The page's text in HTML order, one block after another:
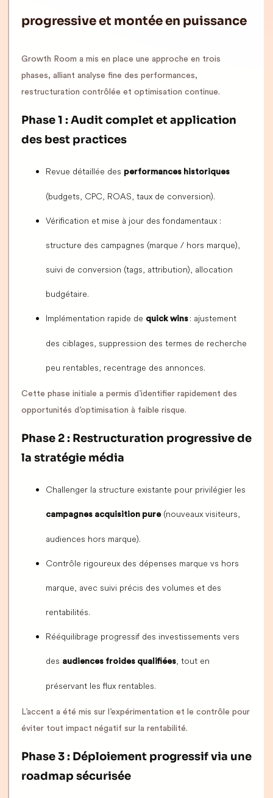
progressive et montée en puissance
Growth Room a mis en place une approche en trois
phases, alliant analyse fine des performances,
restructuration contrôlée et optimisation continue.
Phase 1 : Audit complet et application
des best practices
Revue détaillée des performances historiques
(budgets, CPC, ROAS, taux de conversion).
Vérification et mise à jour des fondamentaux :
structure des campagnes (marque / hors marque),
suivi de conversion (tags, attribution), allocation
budgétaire.
Implémentation rapide de quick wins : ajustement
des ciblages, suppression des termes de recherche
peu rentables, recentrage des annonces.
Cette phase initiale a permis d’identifier rapidement des
opportunités d’optimisation à faible risque.
Phase 2 : Restructuration progressive de
la stratégie média
Challenger la structure existante pour privilégier les
campagnes acquisition pure(nouveaux visiteurs,
audiences hors marque).
Contrôle rigoureux des dépenses marque vs hors
marque, avec suivi précis des volumes et des
rentabilités.
Rééquilibrage progressif des investissements vers
des audiences froides qualifiées, tout en
préservant les flux rentables.
L’accent a été mis sur l’expérimentation et le contrôle pour
éviter tout impact négatif sur la rentabilité.
Phase 3 : Déploiement progressif via une
roadmap sécurisée